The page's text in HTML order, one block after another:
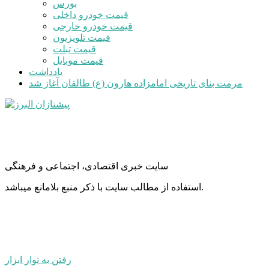
بورس
قیمت خودرو داخلی
قیمت خودرو خارجی
قیمت تلویزیون
قیمت تبلت
قیمت موبایل
یادداشت
مرمت بنای تاریخی امامزاده هارون (ع) طالقان آغاز شد
سایت خبری اقتصادی، اجتماعی و فرهنگی
استفاده از مطالب سایت با ذکر منبع بلامانع میباشد.
رفتن به نوار ابزار